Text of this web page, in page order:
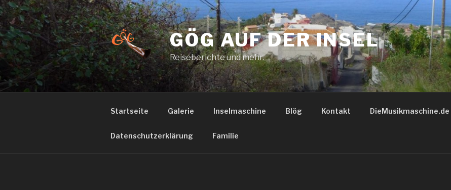
Zum
Inhalt
springen
GÖG AUF DER INSEL
Reiseberichte und mehr.
Startseite Galerie Inselmaschine Blög Kontakt DieMusikmaschine.de
Datenschutzerklärung Familie